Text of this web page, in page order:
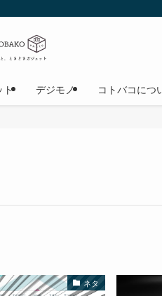
ト デジモノ コトバコにつ
ネタ